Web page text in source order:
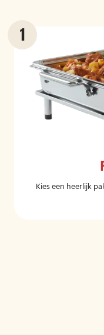
Kies een heerlijk